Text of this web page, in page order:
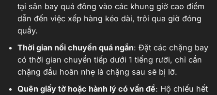
tại sân bay quá đông vào các khung giờ cao điểm
dẫn đến việc xếp hàng kéo dài, trôi qua giờ đóng
quầy.
Thời gian nối chuyến quá ngắn: Đặt các chặng bay
có thời gian chuyển tiếp dưới 1 tiếng rưỡi, chỉ cần
chặng đầu hoãn nhẹ là chặng sau sẽ bị lỡ.
Quên giấy tờ hoặc hành lý có vấn đề: Hộ chiếu hết